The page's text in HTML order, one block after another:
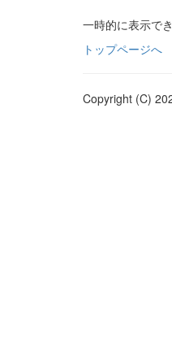
一時的に表示で
トップページへ
Copyright (C)